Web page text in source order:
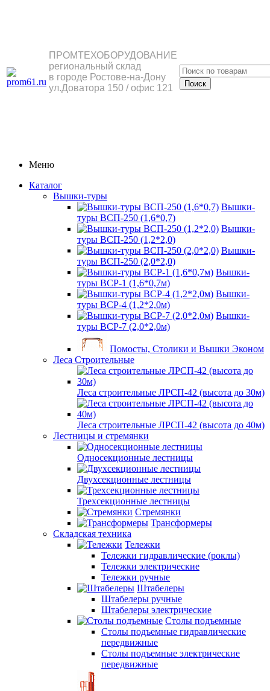
ПРОМТЕХОБОРУДОВАНИЕ
региональный склад
в городе Ростове-на-Дону
ул.Доватора 150 / офис 121
Меню
Каталог
Вышки-туры
Вышки-
туры ВСП-250 (1,6*0,7)
Вышки-
туры ВСП-250 (1,2*2,0)
Вышки-
туры ВСП-250 (2,0*2,0)
Вышки-
туры ВСР-1 (1,6*0,7м)
Вышки-
туры ВСР-4 (1,2*2,0м)
Вышки-
туры ВСР-7 (2,0*2,0м)
Помосты, Столики и Вышки Эконом
Леса Строительные
Леса строительные ЛРСП-42 (высота до 30м)
Леса строительные ЛРСП-42 (высота до 40м)
Лестницы и стремянки
Односекционные лестницы
Двухсекционные лестницы
Трехсекционные лестницы
Стремянки
Трансформеры
Складская техника
Тележки
Тележки гидравлические (роклы)
Тележки электрические
Тележки ручные
Штабелеры
Штабелеры ручные
Штабелеры электрические
Столы подъемные
Столы подъемные гидравлические
передвижные
Столы подъемные электрические
передвижные